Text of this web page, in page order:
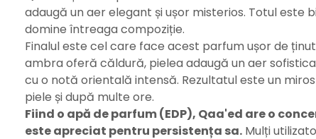
adaugă un aer elegant și ușor misterios. Totul este
domine întreaga compoziție.
Finalul este cel care face acest parfum ușor de
ambra oferă căldură, pielea adaugă un aer
cu o notă orientală intensă. Rezultatul este un
piele și după multe ore.
Fiind o apă de parfum (EDP), Qaa'ed are o
este apreciat pentru persistența sa. Mulți